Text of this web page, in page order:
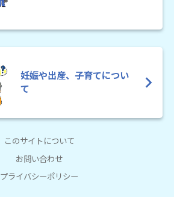
妊娠や出産、子育てについ
て
このサイトについて
お問い合わせ
プライバシーポリシー